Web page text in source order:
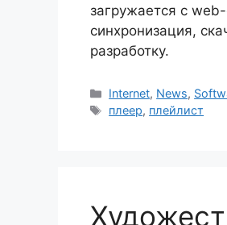
загружается с
синхронизация,
разработку.
Рубрики
Internet, News,
Метки
плеер, плейлист